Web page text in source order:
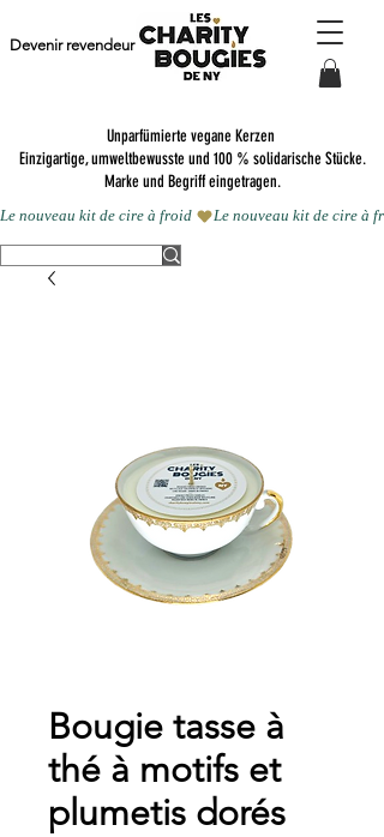
Unparfümierte vegane Kerzen
Einzigartige, umweltbewusste und 100 % solidarische Stücke.
Marke und Begriff eingetragen.
Devenir revendeur
Le nouveau kit de cire à froid
Bougie tasse à
thé à motifs et
plumetis dorés